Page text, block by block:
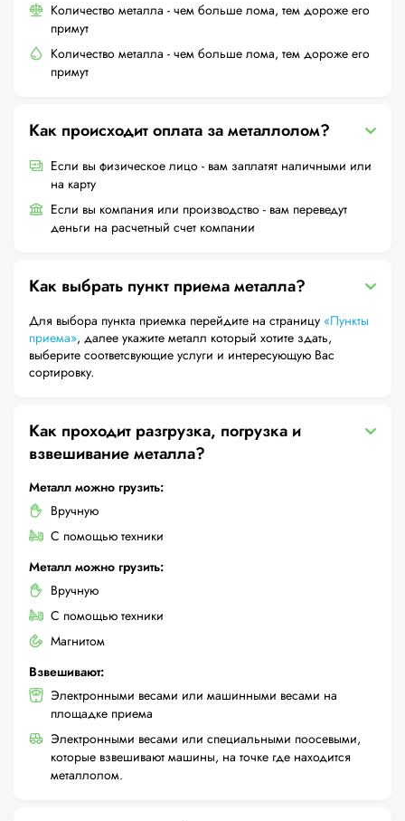
Количество металла - чем больше лома, тем дороже его
примут
Количество металла - чем больше лома, тем дороже его
примут
Как происходит оплата за металлолом?
Если вы физическое лицо - вам заплатят наличными или
на карту
Если вы компания или производство - вам переведут
деньги на расчетный счет компании
Как выбрать пункт приема металла?
Для выбора пункта приемка перейдите на страницу «Пункты
приема», далее укажите металл который хотите здать,
выберите соответсвующие услуги и интересующую Вас
сортировку.
Как проходит разгрузка, погрузка и
взвешивание металла?
Металл можно грузить:
Вручную
С помощью техники
Металл можно грузить:
Вручную
С помощью техники
Магнитом
Взвешивают:
Электронными весами или машинными весами на
площадке приема
Электронными весами или специальными поосевыми,
которые взвешивают машины, на точке где находится
металлолом.